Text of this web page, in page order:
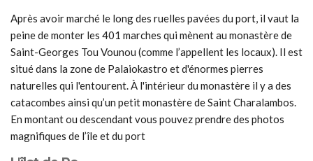
Après avoir marché le long des ruelles pavées du port, il vaut la
peine de monter les 401 marches qui mènent au monastère de
Saint-Georges Tou Vounou (comme l’appellent les locaux). Il est
situé dans la zone de Palaiokastro et d'énormes pierres
naturelles qui l'entourent. À l'intérieur du monastère il y a des
catacombes ainsi qu’un petit monastère de Saint Charalambos.
En montant ou descendant vous pouvez prendre des photos
magnifiques de l’île et du port